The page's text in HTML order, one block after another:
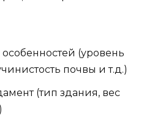
особенностей (уровень
почвы и т.д.)
(тип здания, вес